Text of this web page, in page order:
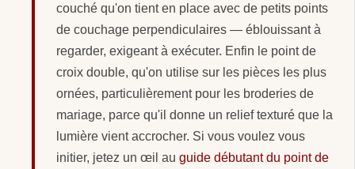
couché qu'on tient en place avec de petits points
de couchage perpendiculaires — éblouissant à
regarder, exigeant à exécuter. Enfin le point de
croix double, qu'on utilise sur les pièces les plus
ornées, particulièrement pour les broderies de
mariage, parce qu'il donne un relief texturé que la
lumière vient accrocher. Si vous voulez vous
initier, jetez un œil au guide débutant du point de